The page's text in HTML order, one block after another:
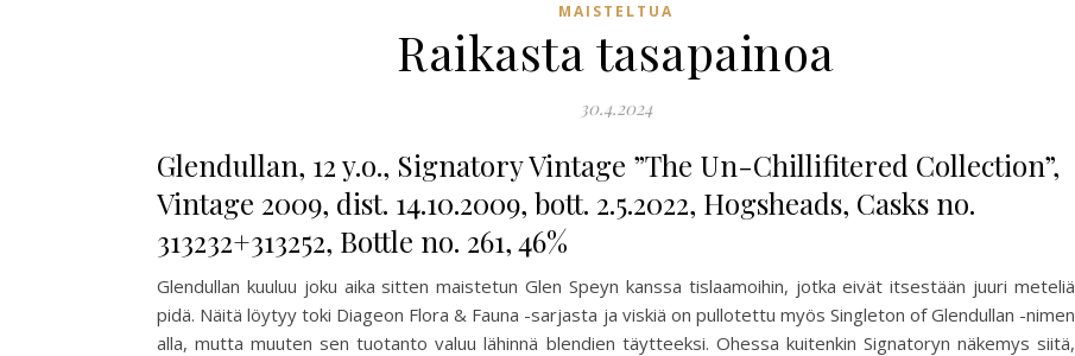
MAISTELTUA
Raikasta tasapainoa
30.4.2024
Glendullan, 12 y.o., Signatory Vintage ”The Un-Chillifitered Collection”,
Vintage 2009, dist. 14.10.2009, bott. 2.5.2022, Hogsheads, Casks no.
313232+313252, Bottle no. 261, 46%
Glendullan kuuluu joku aika sitten maistetun Glen Speyn kanssa tislaamoihin, jotka eivät itsestään juuri meteliä
pidä. Näitä löytyy toki Diageon Flora & Fauna -sarjasta ja viskiä on pullotettu myös Singleton of Glendullan -nimen
alla, mutta muuten sen tuotanto valuu lähinnä blendien täytteeksi. Ohessa kuitenkin Signatoryn näkemys siitä,